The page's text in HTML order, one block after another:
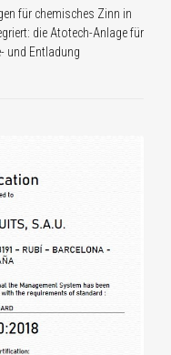
für chemisches Zinn in
die Atotech-Anlage für
und Entladung